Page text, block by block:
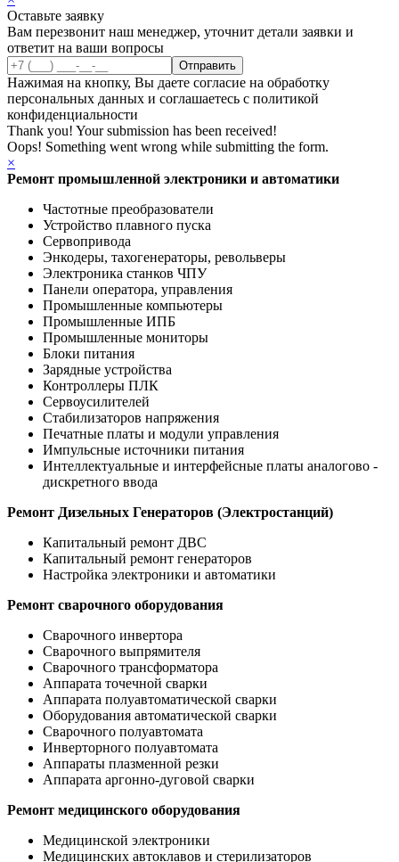
Оставьте заявку
Вам перезвонит наш менеджер, уточнит детали заявки и
ответит на ваши вопросы
Нажимая на кнопку, Вы даете согласие на обработку
персональных данных и соглашаетесь с политикой
конфиденциальности
Thank you! Your submission has been received!
Oops! Something went wrong while submitting the form.
×
Ремонт промышленной электроники и автоматики
Частотные преобразователи
Устройство плавного пуска
Сервопривода
Энкодеры, тахогенераторы, револьверы
Электроника станков ЧПУ
Панели оператора, управления
Промышленные компьютеры
Промышленные ИПБ
Промышленные мониторы
Блоки питания
Зарядные устройства
Контроллеры ПЛК
Сервоусилителей
Стабилизаторов напряжения
Печатные платы и модули управления
Импульсные источники питания
Интеллектуальные и интерфейсные платы аналогово -
дискретного ввода
Ремонт Дизельных Генераторов (Электростанций)
Капитальный ремонт ДВС
Капитальный ремонт генераторов
Настройка электроники и автоматики
Ремонт сварочного оборудования
Сварочного инвертора
Сварочного выпрямителя
Сварочного трансформатора
Аппарата точечной сварки
Аппарата полуавтоматической сварки
Оборудования автоматической сварки
Сварочного полуавтомата
Инверторного полуавтомата
Аппараты плазменной резки
Аппарата аргонно-дуговой сварки
Ремонт медицинского оборудования
Медицинской электроники
Медицинских автоклавов и стерилизаторов